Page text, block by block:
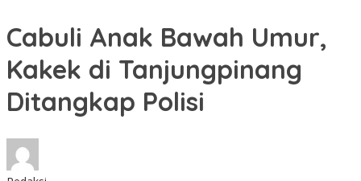
Cabuli Anak Bawah Umur,
Kakek di Tanjungpinang
Ditangkap Polisi